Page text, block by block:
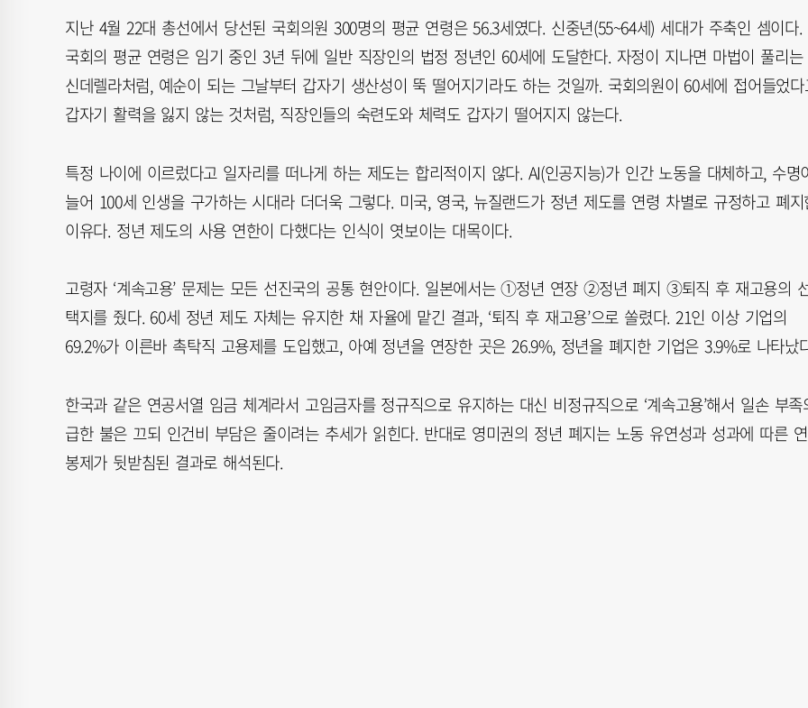
지난 4월 22대 총선에서 당선된 국회의원 300명의 평균 연령은 56.3세였다. 신중년(55~64세) 세대가 주축인 셈이다.
국회의 평균 연령은 임기 중인 3년 뒤에 일반 직장인의 법정 정년인 60세에 도달한다. 자정이 지나면 마법이 풀리는
신데렐라처럼, 예순이 되는 그날부터 갑자기 생산성이 뚝 떨어지기라도 하는 것일까. 국회의원이 60세에 접어들었다
갑자기 활력을 잃지 않는 것처럼, 직장인들의 숙련도와 체력도 갑자기 떨어지지 않는다.
특정 나이에 이르렀다고 일자리를 떠나게 하는 제도는 합리적이지 않다. AI(인공지능)가 인간 노동을 대체하고, 수명
늘어 100세 인생을 구가하는 시대라 더더욱 그렇다. 미국, 영국, 뉴질랜드가 정년 제도를 연령 차별로 규정하고 폐지
이유다. 정년 제도의 사용 연한이 다했다는 인식이 엿보이는 대목이다.
고령자 ‘계속고용’ 문제는 모든 선진국의 공통 현안이다. 일본에서는 ①정년 연장 ②정년 폐지 ③퇴직 후 재고용의
택지를 줬다. 60세 정년 제도 자체는 유지한 채 자율에 맡긴 결과, ‘퇴직 후 재고용’으로 쏠렸다. 21인 이상 기업의
69.2%가 이른바 촉탁직 고용제를 도입했고, 아예 정년을 연장한 곳은 26.9%, 정년을 폐지한 기업은 3.9%로 나타났
한국과 같은 연공서열 임금 체계라서 고임금자를 정규직으로 유지하는 대신 비정규직으로 ‘계속고용’해서 일손 부족
급한 불은 끄되 인건비 부담은 줄이려는 추세가 읽힌다. 반대로 영미권의 정년 폐지는 노동 유연성과 성과에 따른 연
봉제가 뒷받침된 결과로 해석된다.